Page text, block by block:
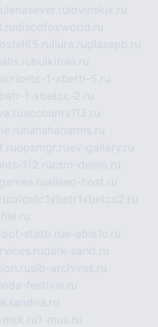
lenasever.ru lovinskix.ru
discofoxworld.ru
liura.ruglasspb.ru
bulkitula.ru
1-xbetti-5.ru
1-xbetcc-2.ru
accounts112.ru
hahahaharms.ru
opsmgr.ruev-gallery.ru
112.rucsm-demo.ru
allseo-host.ru
cricetc1xbetr1xbetcc2.ru
statti.rue-abis1c.ru
dark-sand.ru
sib-archives.ru
festival.ru
msk.ru1-mus.ru